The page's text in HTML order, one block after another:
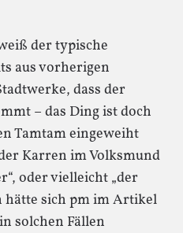
der typische
aus vorherigen
dass der
– das Ding ist doch
Tamtam eingeweiht
Karren im Volksmund
oder vielleicht „der
hätte sich pm im Artikel
solchen Fällen